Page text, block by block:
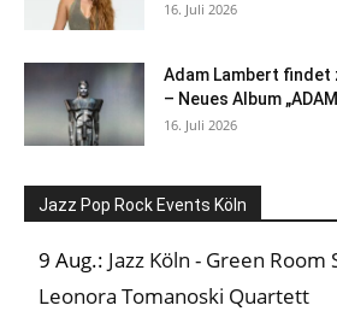
16. Juli 2026
Adam Lambert
– Neues Album
16. Juli 2026
Jazz Pop Rock Events Köln
9 Aug.: Jazz Köln - Green
Leonora Tomanoski Quartett